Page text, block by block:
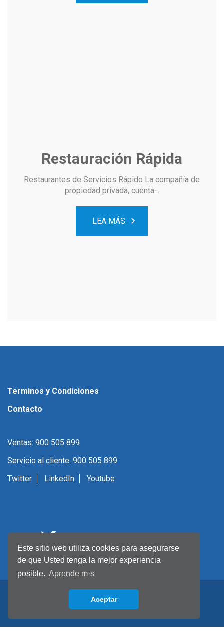
Este sitio web utiliza cookies para asegurarse
de que Usted tenga la mejor experiencia
posible. Aprende m·s
Aceptar
Restauración Rápida
Restaurantes de Servicios Rápido La compañía de
propiedad privada, cuenta…
LEA MÁS
Terminos y Condiciones
Contacto
Ventas: 900 505 899
Servicio al cliente: 900 505 899
Twitter
LinkedIn Youtube
Back to top